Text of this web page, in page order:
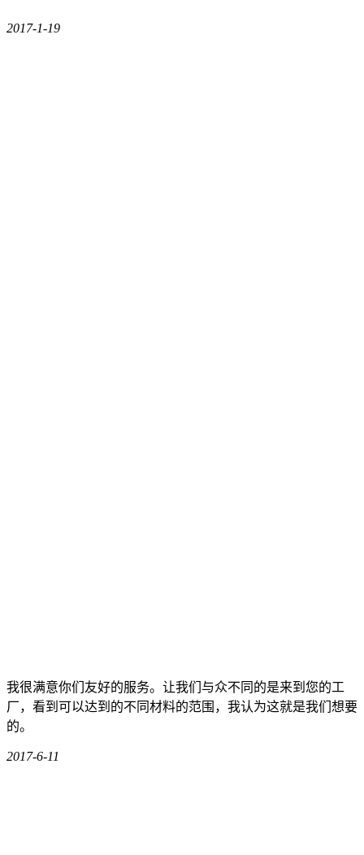
2017-1-19
我很满意你们友好的服务。让我们与众不同的是来到您的工
厂，看到可以达到的不同材料的范围，我认为这就是我们想要
的。
2017-6-11